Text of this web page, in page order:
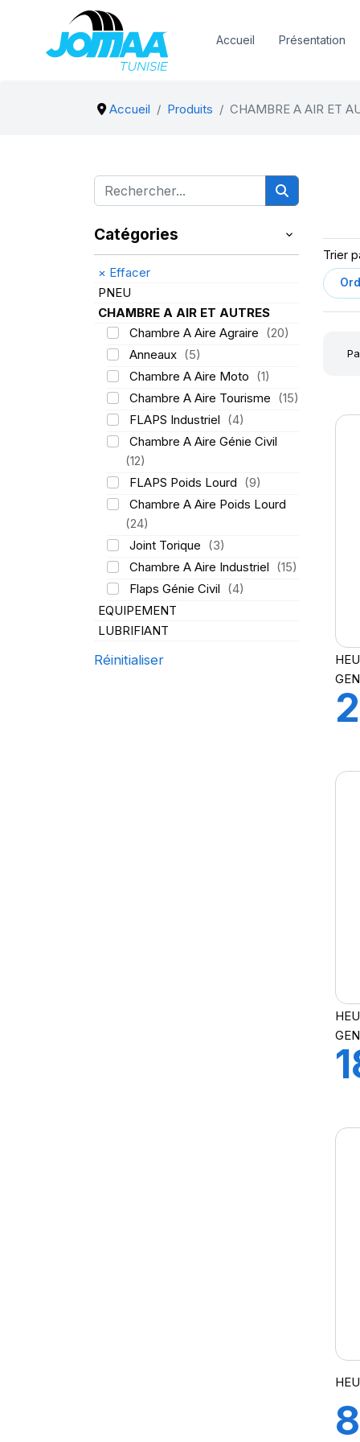
Accueil Présentation
Accueil Produits CHAMBRE A AIR ET
Catégories
× Effacer
PNEU
CHAMBRE A AIR ET AUTRES
Chambre A Aire Agraire (20)
Anneaux (5)
Chambre A Aire Moto (1)
Chambre A Aire Tourisme (15)
FLAPS Industriel (4)
Chambre A Aire Génie Civil
(12)
FLAPS Poids Lourd (9)
Chambre A Aire Poids Lourd
(24)
Joint Torique (3)
Chambre A Aire Industriel (15)
Flaps Génie Civil (4)
EQUIPEMENT
LUBRIFIANT
Réinitialiser
Trier